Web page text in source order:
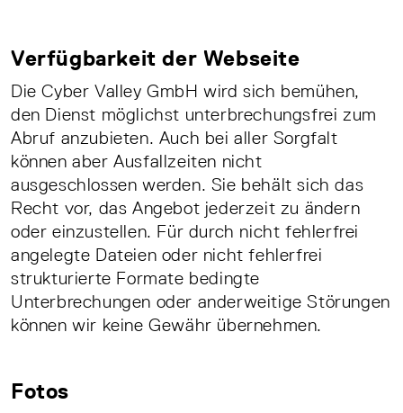
Verfügbarkeit der Webseite
Die Cyber Valley GmbH wird sich bemühen,
den Dienst möglichst unterbrechungsfrei zum
Abruf anzubieten. Auch bei aller Sorgfalt
können aber Ausfallzeiten nicht
ausgeschlossen werden. Sie behält sich das
Recht vor, das Angebot jederzeit zu ändern
oder einzustellen. Für durch nicht fehlerfrei
angelegte Dateien oder nicht fehlerfrei
strukturierte Formate bedingte
Unterbrechungen oder anderweitige Störungen
können wir keine Gewähr übernehmen.
Fotos